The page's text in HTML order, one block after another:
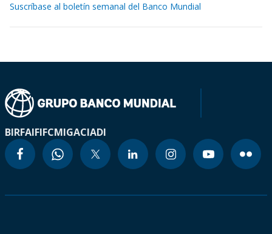
Suscríbase al boletín semanal del Banco Mundial
BIRFAIFIFCMIGACIADI